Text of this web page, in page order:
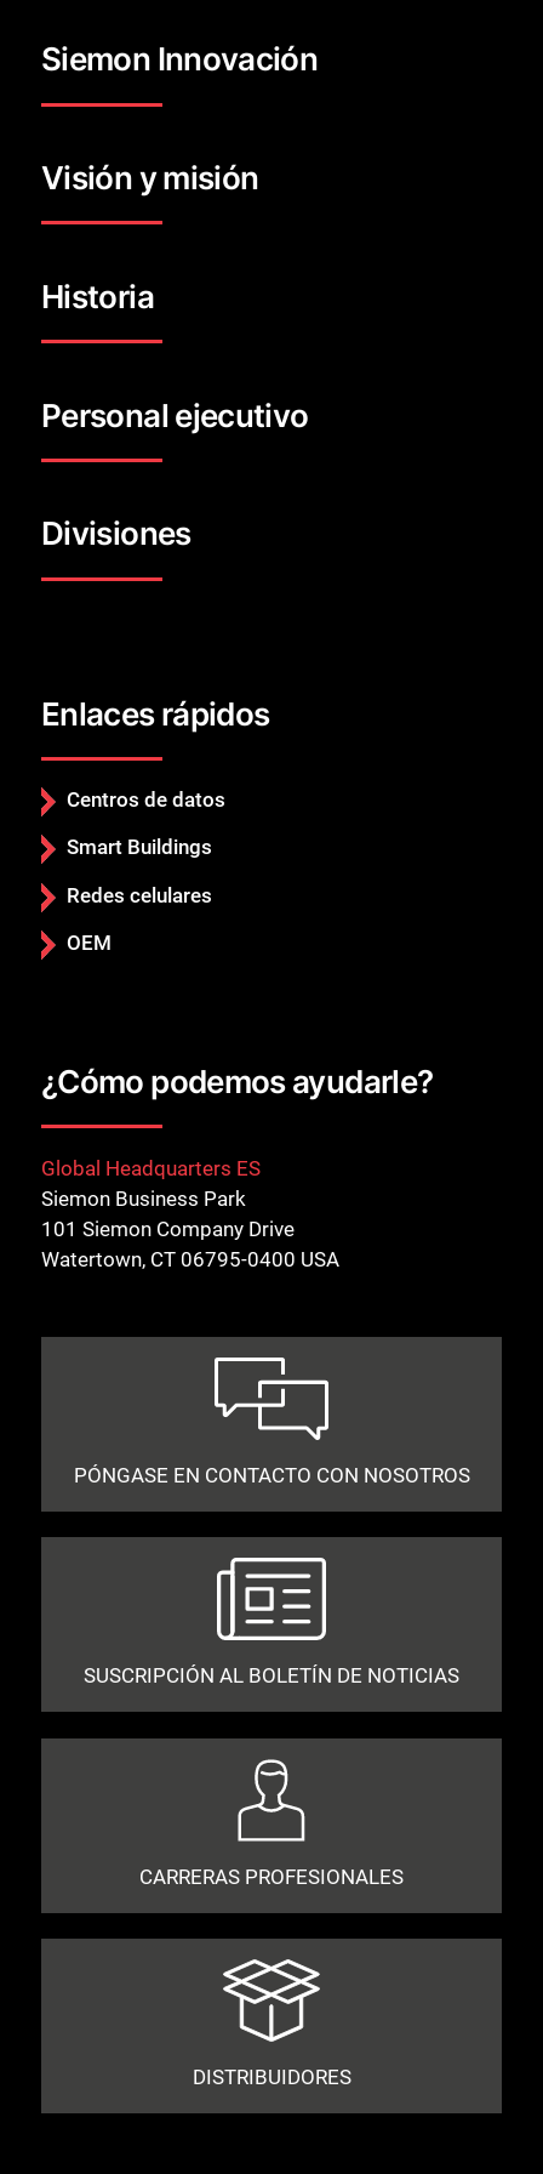
Siemon Innovación
Visión y misión
Historia
Personal ejecutivo
Divisiones
Enlaces rápidos
Centros de datos
Smart Buildings
Redes celulares
OEM
¿Cómo podemos ayudarle?
Global Headquarters ES
Siemon Business Park
101 Siemon Company Drive
Watertown, CT 06795-0400 USA
PÓNGASE EN CONTACTO CON NOSOTROS
SUSCRIPCIÓN AL BOLETÍN DE NOTICIAS
CARRERAS PROFESIONALES
DISTRIBUIDORES